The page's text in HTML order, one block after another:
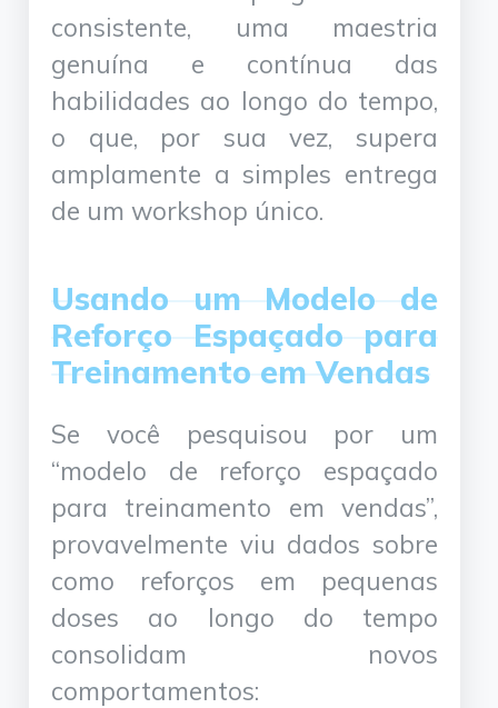
consistente, uma maestria
genuína e contínua das
habilidades ao longo do tempo,
o que, por sua vez, supera
amplamente a simples entrega
de um workshop único.
Usando um Modelo de
Reforço Espaçado para
Treinamento em Vendas
Se você pesquisou por um
“modelo de reforço espaçado
para treinamento em vendas”,
provavelmente viu dados sobre
como reforços em pequenas
doses ao longo do tempo
consolidam novos
comportamentos: